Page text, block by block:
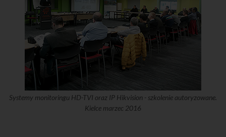
Systemy monitoringu HD-TVI oraz IP Hikvision - szkolenie autoryzowane.
Kielce marzec 2016